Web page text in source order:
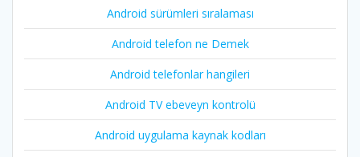
Android sürümleri sıralaması
Android telefon ne Demek
Android telefonlar hangileri
Android TV ebeveyn kontrolü
Android uygulama kaynak kodları